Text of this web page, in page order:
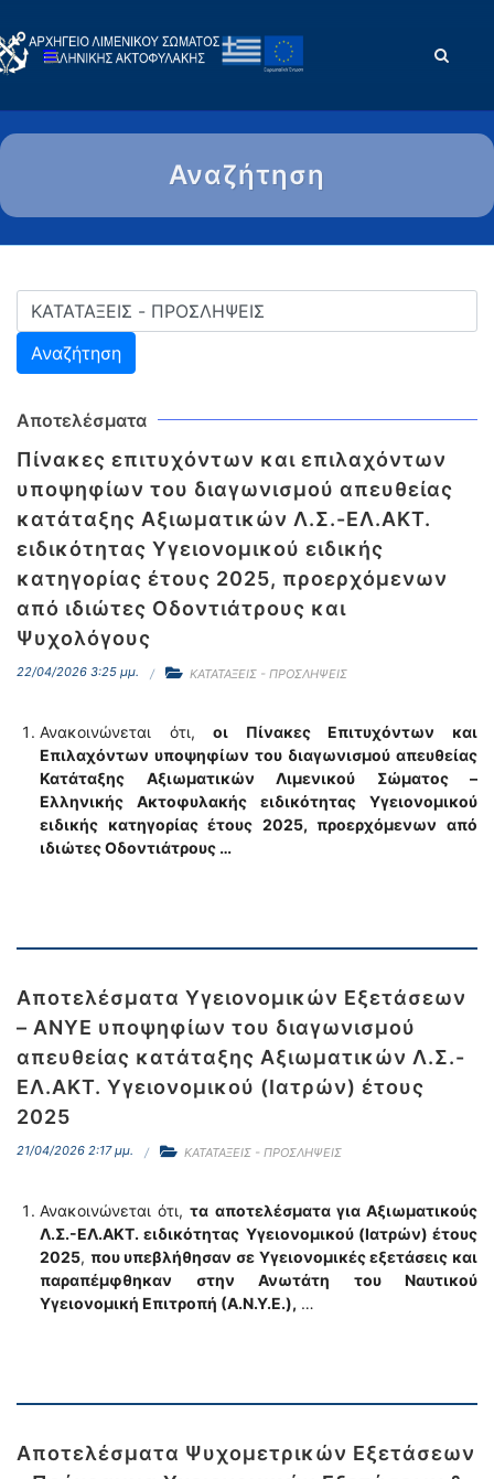
Αναζήτηση
Αποτελέσματα
Πίνακες επιτυχόντων και επιλαχόντων
υποψηφίων του διαγωνισμού απευθείας
κατάταξης Αξιωματικών Λ.Σ.-ΕΛ.ΑΚΤ.
ειδικότητας Υγειονομικού ειδικής
κατηγορίας έτους 2025, προερχόμενων
από ιδιώτες Οδοντιάτρους και
Ψυχολόγους
22/04/2026 3:25 μμ. ΚΑΤΑΤΑΞΕΙΣ - ΠΡΟΣΛΗΨΕΙΣ
Ανακοινώνεται ότι,οι Πίνακες Επιτυχόντων και
Επιλαχόντων υποψηφίων του διαγωνισμού απευθείας
Κατάταξης Αξιωματικών Λιμενικού Σώματος –
Ελληνικής Ακτοφυλακής ειδικότητας Υγειονομικού
ειδικής κατηγορίας έτους 2025, προερχόμενων από
ιδιώτες Οδοντιάτρους …
Αποτελέσματα Υγειονομικών Εξετάσεων
– ΑΝΥΕ υποψηφίων του διαγωνισμού
απευθείας κατάταξης Αξιωματικών Λ.Σ.-
ΕΛ.ΑΚΤ. Υγειονομικού (Ιατρών) έτους
2025
21/04/2026 2:17 μμ. ΚΑΤΑΤΑΞΕΙΣ - ΠΡΟΣΛΗΨΕΙΣ
Ανακοινώνεται ότι,τα αποτελέσματα για Αξιωματικούς
Λ.Σ.-ΕΛ.ΑΚΤ. ειδικότητας Υγειονομικού (Ιατρών) έτους
2025, που υπεβλήθησαν σε Υγειονομικές εξετάσεις και
παραπέμφθηκαν στην Ανωτάτη του Ναυτικού
Υγειονομική Επιτροπή (Α.Ν.Υ.Ε.), …
Αποτελέσματα Ψυχομετρικών Εξετάσεων